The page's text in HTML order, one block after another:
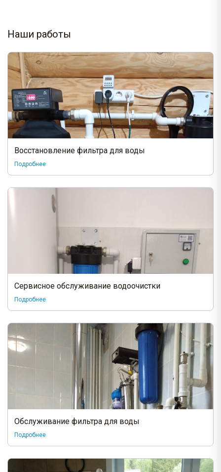
Наши работы
Восстановление фильтра для воды
Подробнее
Сервисное обслуживание водоочистки
Подробнее
Обслуживание фильтра для воды
Подробнее